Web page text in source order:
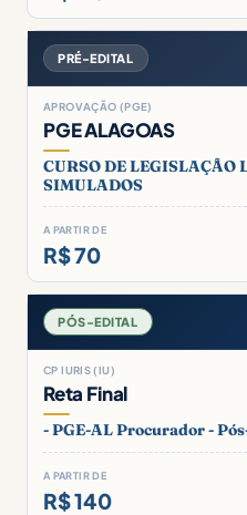
PRÉ-EDITAL
APROVAÇÃO (PGE)
PGE ALAGOAS
CURSO DE LEGISLAÇÃO
SIMULADOS
A PARTIR DE
R$ 70
PÓS-EDITAL
CP IURIS (IU)
Reta Final
- PGE-AL Procurador -
A PARTIR DE
R$ 140